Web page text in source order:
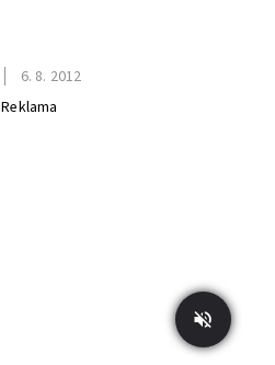
6. 8. 2012
Reklama